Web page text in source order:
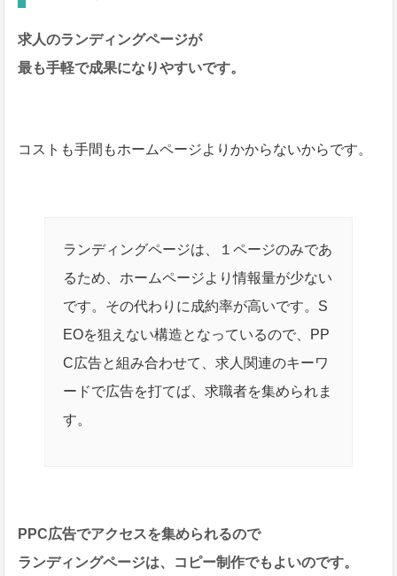
求人のランディングページが
最も手軽で成果になりやすいです。
コストも手間もホームページよりかからないからです。
ランディングページは、１ページのみであ
るため、ホームページより情報量が少ない
です。その代わりに成約率が高いです。S
EOを狙えない構造となっているので、PP
C広告と組み合わせて、求人関連のキーワ
ードで広告を打てば、求職者を集められま
す。
PPC広告でアクセスを集められるので
ランディングページは、コピー制作でもよいのです。